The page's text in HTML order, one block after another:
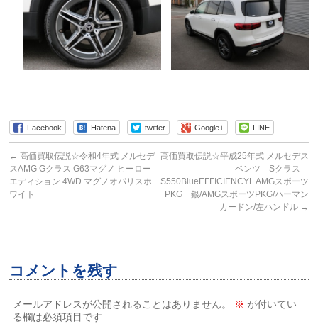
Facebook Hatena twitter Google+ LINE
← 高価買取伝説☆令和4年式 メルセデ
スAMG Gクラス G63マグノ ヒーロー
エディション 4WD マグノオパリスホ
ワイト
高価買取伝説☆平成25年式 メルセデス
ベンツ Sクラス
S550BlueEFFICIENCYL AMGスポーツ
PKG 銀/AMGスポーツPKG/ハーマン
カードン/左ハンドル →
コメントを残す
メールアドレスが公開されることはありません。 ※ が付いてい
る欄は必須項目です